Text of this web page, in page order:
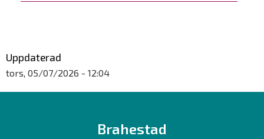
Uppdaterad
tors, 05/07/2026 - 12:04
Brahestad